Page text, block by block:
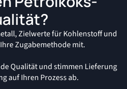
Zielwerte für Kohlenstoff und
Zugabemethode mit.
Qualität und stimmen Lieferung
auf Ihren Prozess ab.